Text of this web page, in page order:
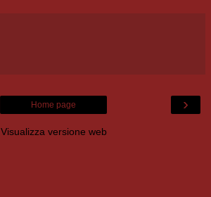
›
Home page
Visualizza versione web